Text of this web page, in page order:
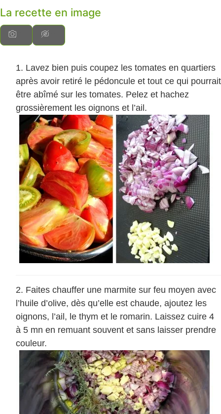
La recette en image
Lavez bien puis coupez les tomates en quartiers
après avoir retiré le pédoncule et tout ce qui pourrait
être abîmé sur les tomates. Pelez et hachez
grossièrement les oignons et l’ail.
Faites chauffer une marmite sur feu moyen avec
l’huile d’olive, dès qu’elle est chaude, ajoutez les
oignons, l’ail, le thym et le romarin. Laissez cuire 4
à 5 mn en remuant souvent et sans laisser prendre
couleur.